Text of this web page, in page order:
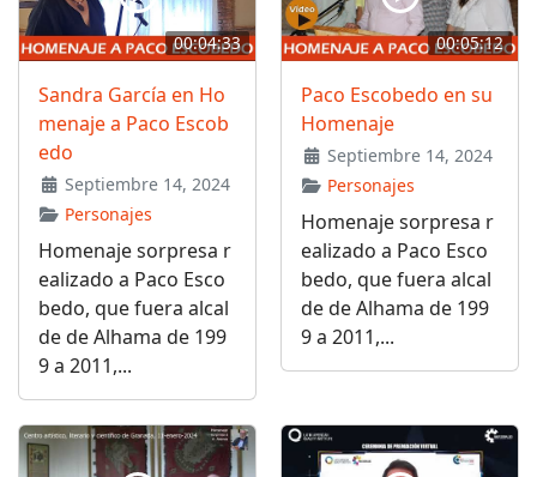
00:04:33
Sandra García en Ho
menaje a Paco Escob
edo
Septiembre 14, 2024
Personajes
Homenaje sorpresa r
ealizado a Paco Esco
bedo, que fuera alcal
de de Alhama de 199
9 a 2011,...
00:05:12
Paco Escobedo en su
Homenaje
Septiembre 14, 2024
Personajes
Homenaje sorpresa r
ealizado a Paco Esco
bedo, que fuera alcal
de de Alhama de 199
9 a 2011,...